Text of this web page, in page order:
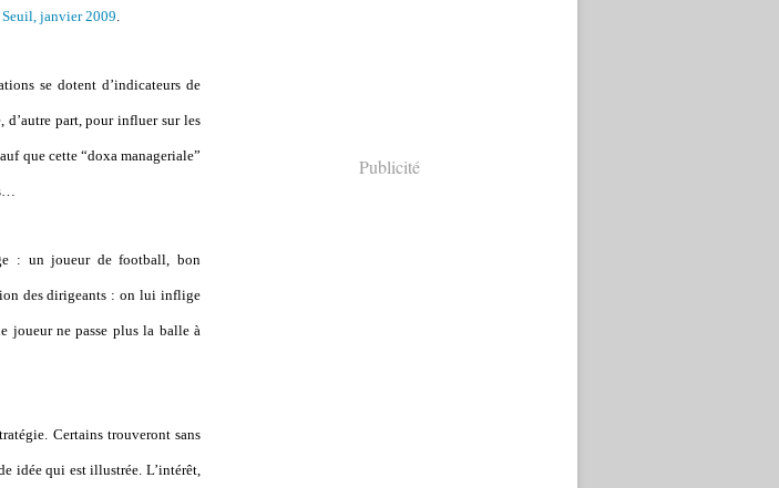
janvier 2009.
se dotent d’indicateurs de
d’autre part, pour influer sur les
que cette “doxa manageriale”
: un joueur de football, bon
des dirigeants : on lui inflige
joueur ne passe plus la balle à
Certains trouveront sans
idée qui est illustrée. L’intérêt,
Publicité